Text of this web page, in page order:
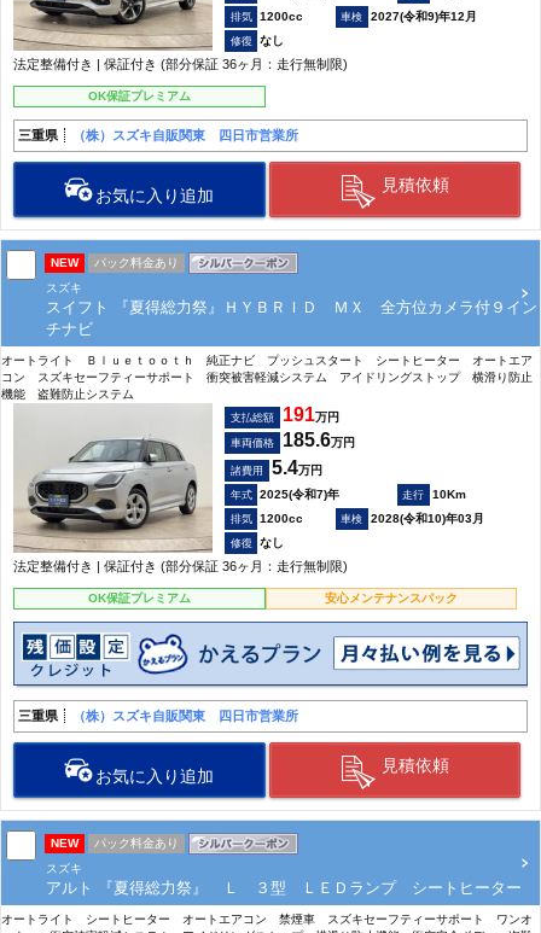
1200cc
2027(令和9)年12月
なし
法定整備付き | 保証付き (部分保証 36ヶ月：走行無制限)
OK保証プレミアム
三重県 （株）スズキ自販関東 四日市営業所
お気に入り追加
見積依頼
NEW
パック料金あり
スズキ
スイフト 『夏得総力祭』ＨＹＢＲＩＤ ＭＸ 全方位カメラ付９イン
チナビ
オートライト Ｂｌｕｅｔｏｏｔｈ 純正ナビ プッシュスタート シートヒーター オートエア
コン スズキセーフティーサポート 衝突被害軽減システム アイドリングストップ 横滑り防止
機能 盗難防止システム
支払総額 191万円
車両価格 185.6万円
諸費用 5.4万円
2025(令和7)年
10Km
1200cc
2028(令和10)年03月
なし
法定整備付き | 保証付き (部分保証 36ヶ月：走行無制限)
OK保証プレミアム 安心メンテナンスパック
三重県 （株）スズキ自販関東 四日市営業所
お気に入り追加
見積依頼
NEW
パック料金あり
スズキ
アルト 『夏得総力祭』 Ｌ ３型 ＬＥＤランプ シートヒーター
オートライト シートヒーター オートエアコン 禁煙車 スズキセーフティーサポート ワンオ